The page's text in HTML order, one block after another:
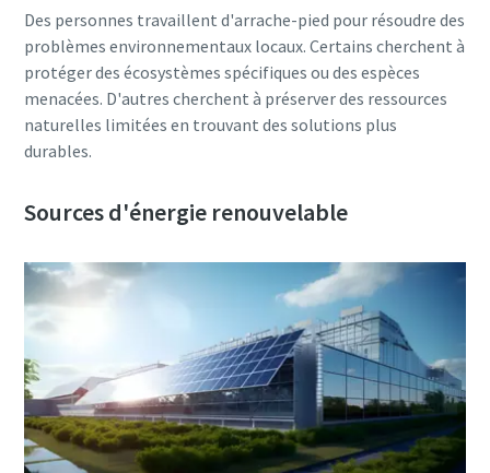
éco-responsable - Tout ce que vous devez savoir
En savoir plus
Des personnes travaillent d'arrache-pied pour résoudre des
problèmes environnementaux locaux. Certains cherchent à
protéger des écosystèmes spécifiques ou des espèces
menacées. D'autres cherchent à préserver des ressources
naturelles limitées en trouvant des solutions plus
durables.
Sources d'énergie renouvelable